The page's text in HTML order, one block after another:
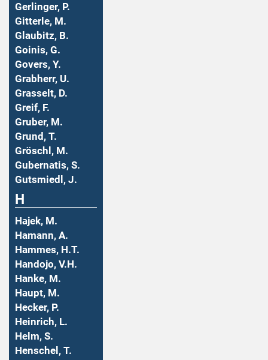
Gerlinger, P.
Gitterle, M.
Glaubitz, B.
Goinis, G.
Govers, Y.
Grabherr, U.
Grasselt, D.
Greif, F.
Gruber, M.
Grund, T.
Gröschl, M.
Gubernatis, S.
Gutsmiedl, J.
H
Hajek, M.
Hamann, A.
Hammes, H.T.
Handojo, V.H.
Hanke, M.
Haupt, M.
Hecker, P.
Heinrich, L.
Helm, S.
Henschel, T.